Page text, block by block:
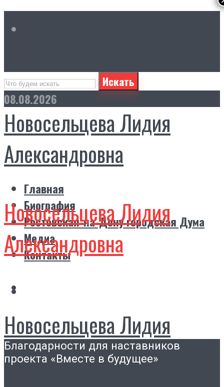
Искать
08.08.2026
Новосельцева Лидия
Александровна
Главная
Биография
Ростовская-на-Дону городская Дума
Медиа
Контакты
Новосельцева Лидия
Александровна
Новосельцева Лидия
Александровна
Благодарности для наставников
проекта «Вместе в будущее»